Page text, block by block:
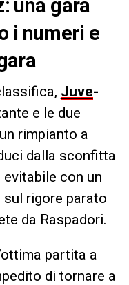
una gara
i numeri e
Juve-
e le due
rimpianto a
dalla sconfitta
con un
rigore parato
da Raspadori.
partita a
di tornare a